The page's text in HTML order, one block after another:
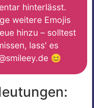
hinterlässt.
weitere Emojis
hinzu – solltest
lass' es
😊